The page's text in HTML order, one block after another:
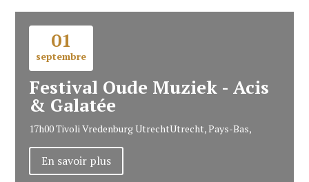
01
septembre
Festival Oude Muziek - Acis
& Galatée
17h00Tivoli Vredenburg UtrechtUtrecht, Pays-Bas,
En savoir plus